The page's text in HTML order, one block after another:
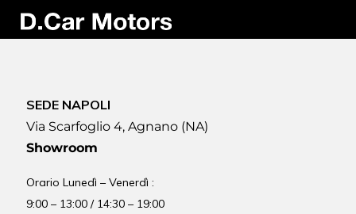
SEDE NAPOLI
Via Scarfoglio 4, Agnano (NA)
Showroom
Orario Lunedì – Venerdì :
9:00 – 13:00 / 14:30 – 19:00